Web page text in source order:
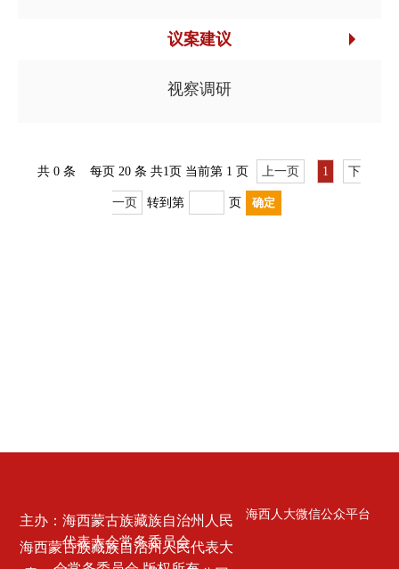
议案建议
视察调研
共 0条每页 20 条 共1页 当前第 1 页 上一页 1 下
一页 转到第 页
主办：海西蒙古族藏族自治州人民
代表大会常务委员会
海西蒙古族藏族自治州人民代表大
海西人大微信公众平台